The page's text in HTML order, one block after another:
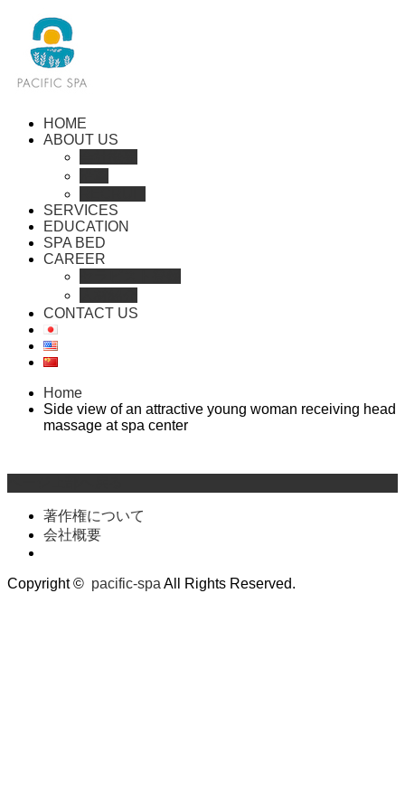
HOME
ABOUT US
SERVICES
EDUCATION
SPA BED
CAREER
CONTACT US
Home
Side view of an attractive young woman receiving head
massage at spa center
著作権について
会社概要
Copyright © pacific-spa All Rights Reserved.